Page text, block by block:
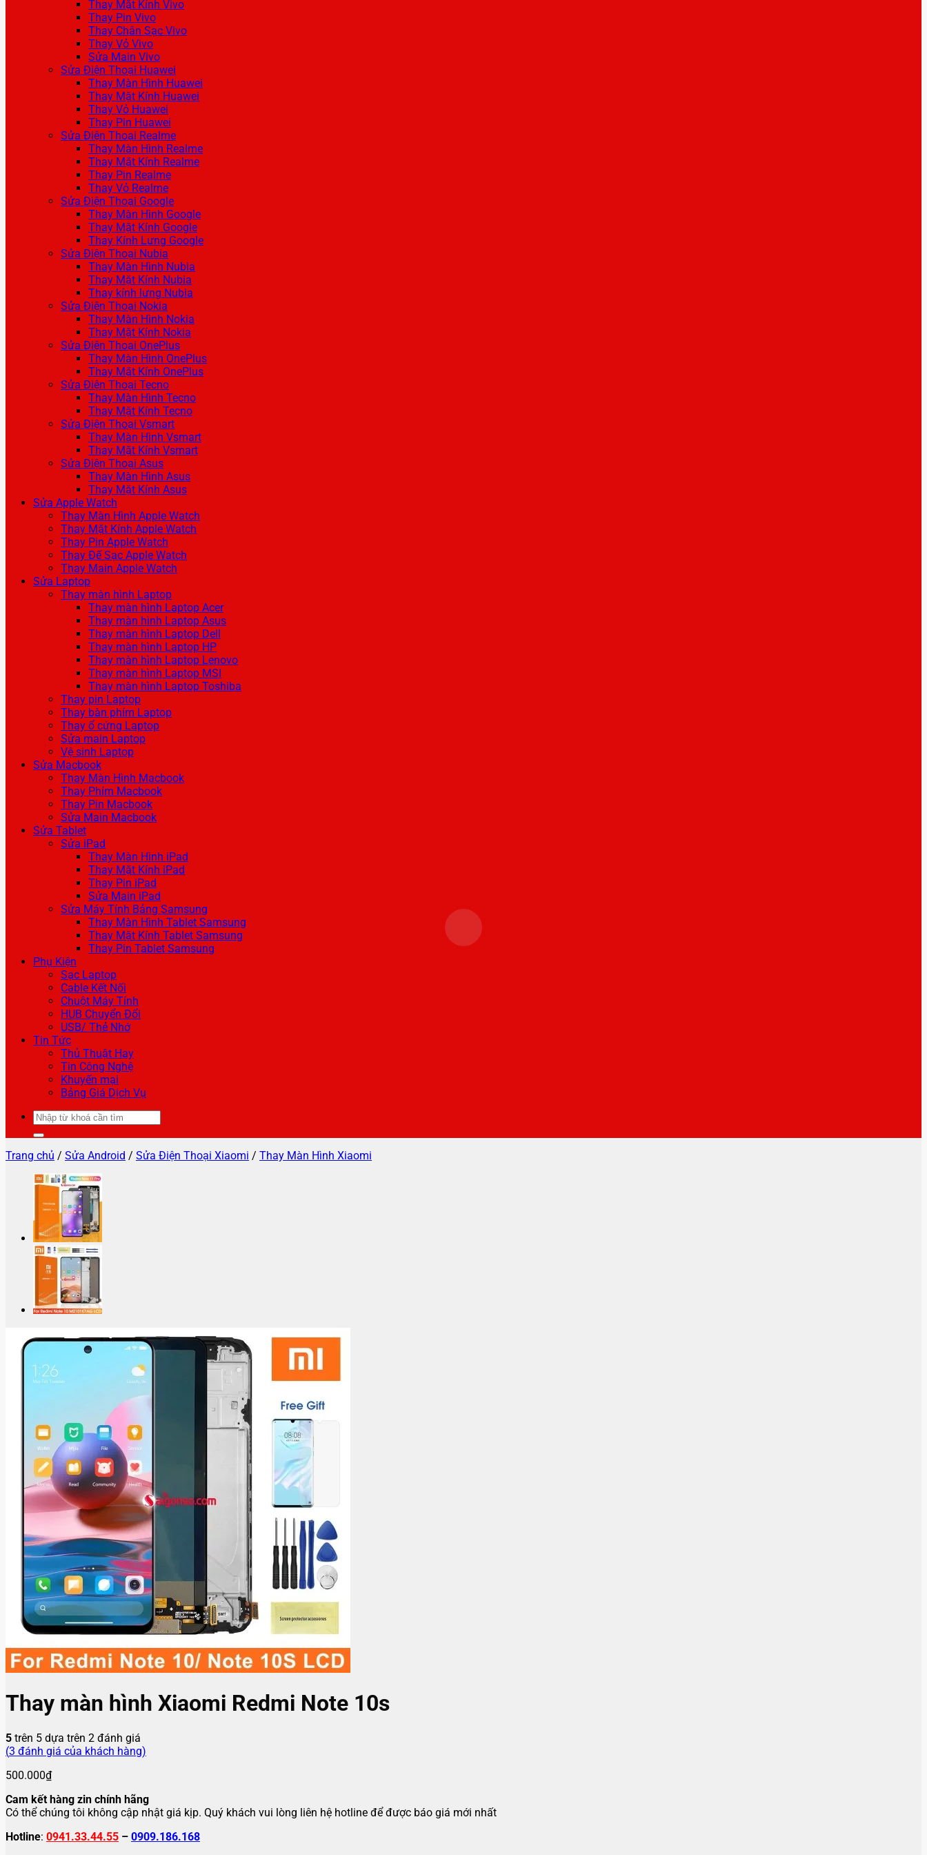
Thay Mặt Kính Vivo
Thay Pin Vivo
Thay Chân Sạc Vivo
Thay Vỏ Vivo
Sửa Main Vivo
Sửa Điện Thoại Huawei
Thay Màn Hình Huawei
Thay Mặt Kính Huawei
Thay Vỏ Huawei
Thay Pin Huawei
Sửa Điện Thoại Realme
Thay Màn Hình Realme
Thay Mặt Kính Realme
Thay Pin Realme
Thay Vỏ Realme
Sửa Điện Thoại Google
Thay Màn Hình Google
Thay Mặt Kính Google
Thay Kính Lưng Google
Sửa Điện Thoại Nubia
Thay Màn Hình Nubia
Thay Mặt Kính Nubia
Thay kính lưng Nubia
Sửa Điện Thoại Nokia
Thay Màn Hình Nokia
Thay Mặt Kính Nokia
Sửa Điện Thoại OnePlus
Thay Màn Hình OnePlus
Thay Mặt Kính OnePlus
Sửa Điện Thoại Tecno
Thay Màn Hình Tecno
Thay Mặt Kính Tecno
Sửa Điện Thoại Vsmart
Thay Màn Hình Vsmart
Thay Mặt Kính Vsmart
Sửa Điện Thoại Asus
Thay Màn Hình Asus
Thay Mặt Kính Asus
Sửa Apple Watch
Thay Màn Hình Apple Watch
Thay Mặt Kính Apple Watch
Thay Pin Apple Watch
Thay Đế Sạc Apple Watch
Thay Main Apple Watch
Sửa Laptop
Thay màn hình Laptop
Thay màn hình Laptop Acer
Thay màn hình Laptop Asus
Thay màn hình Laptop Dell
Thay màn hình Laptop HP
Thay màn hình Laptop Lenovo
Thay màn hình Laptop MSI
Thay màn hình Laptop Toshiba
Thay pin Laptop
Thay bàn phím Laptop
Thay ổ cứng Laptop
Sửa main Laptop
Vệ sinh Laptop
Sửa Macbook
Thay Màn Hình Macbook
Thay Phím Macbook
Thay Pin Macbook
Sửa Main Macbook
Sửa Tablet
Sửa iPad
Thay Màn Hình iPad
Thay Mặt Kính iPad
Thay Pin iPad
Sửa Main iPad
Sửa Máy Tính Bảng Samsung
Thay Màn Hình Tablet Samsung
Thay Mặt Kính Tablet Samsung
Thay Pin Tablet Samsung
Phụ Kiện
Sạc Laptop
Cable Kết Nối
Chuột Máy Tính
HUB Chuyển Đổi
USB/ Thẻ Nhớ
Tin Tức
Thủ Thuật Hay
Tin Công Nghệ
Khuyến mại
Bảng Giá Dịch Vụ
Tìm
kiếm:
Trang chủ / Sửa Android / Sửa Điện Thoại Xiaomi / Thay Màn Hình Xiaomi
Thay màn hình Xiaomi Redmi Note 10s
5 trên 5 dựa trên 2 đánh giá
(3 đánh giá của khách hàng)
500.000₫
Cam kết hàng zin chính hãng
Có thể chúng tôi không cập nhật giá kịp. Quý khách vui lòng liên hệ hotline để được báo giá mới nhất
Hotline: 0941.33.44.55 – 0909.186.168